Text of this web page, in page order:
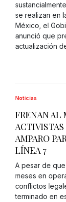
se realizan en
México, el
anunció que
actualización
Noticias
FRENAN AL
AMPARO
LÍNEA 7
A pesar de
meses en
conflictos
terminado en